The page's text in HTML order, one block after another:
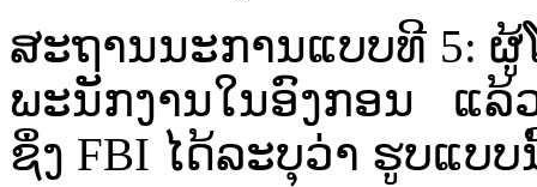
ສະຖານນະການ​ແບບທີ 5: ຜູ້​
ພະ​ນັກ​ງານ​ໃນ​ອົງ​ກອນ ​ແລ້
ຊຶ່ງ​ FBI ໄດ້ລະ​ບຸ​ວ່າ​ ຮູບ​ແບ